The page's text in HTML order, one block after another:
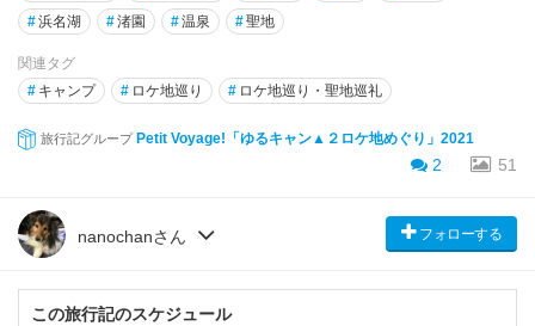
#浜名湖 #渚園 #温泉 #聖地
関連タグ
# キャンプ # ロケ地巡り # ロケ地巡り・聖地巡礼
旅行記グループ Petit Voyage!「ゆるキャン▲２ロケ地めぐり」2021
2 51
nanochanさん フォローする
この旅行記のスケジュール